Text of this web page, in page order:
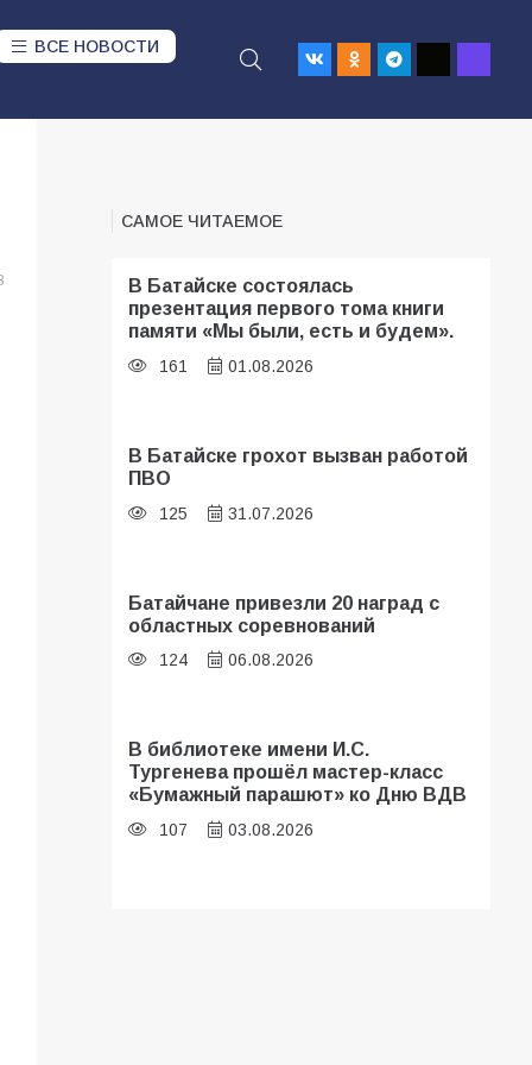
ВСЕ НОВОСТИ
САМОЕ ЧИТАЕМОЕ
В Батайске состоялась
презентация первого тома книги
памяти «Мы были, есть и будем».
161 01.08.2026
В Батайске грохот вызван работой
ПВО
125 31.07.2026
Батайчане привезли 20 наград с
областных соревнований
124 06.08.2026
В библиотеке имени И.С.
Тургенева прошёл мастер-класс
«Бумажный парашют» ко Дню ВДВ
107 03.08.2026